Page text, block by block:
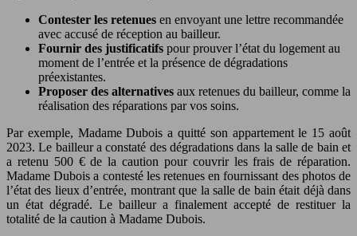
Contester les retenues en envoyant une lettre recommandée
avec accusé de réception au bailleur.
Fournir des justificatifs pour prouver l’état du logement au
moment de l’entrée et la présence de dégradations
préexistantes.
Proposer des alternatives aux retenues du bailleur, comme la
réalisation des réparations par vos soins.
Par exemple, Madame Dubois a quitté son appartement le 15 août
2023. Le bailleur a constaté des dégradations dans la salle de bain et
a retenu 500 € de la caution pour couvrir les frais de réparation.
Madame Dubois a contesté les retenues en fournissant des photos de
l’état des lieux d’entrée, montrant que la salle de bain était déjà dans
un état dégradé. Le bailleur a finalement accepté de restituer la
totalité de la caution à Madame Dubois.